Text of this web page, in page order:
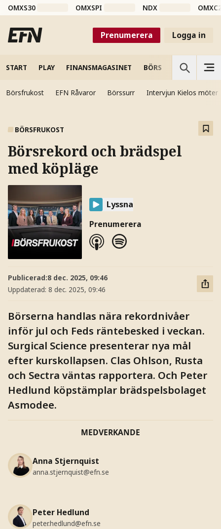
OMXS30 OMXSPI NDX
Prenumerera Logga in
START PLAY FINANSMAGASINET BÖRS VETENSKAP
Börsfrukost EFN Råvaror Börssurr Intervjun Kielos möter
BÖRSFRUKOST
Börsrekord och brädspel
med köpläge
Lyssna
Prenumerera
Publicerad:8 dec. 2025, 09:46
Uppdaterad: 8 dec. 2025, 09:46
Börserna handlas nära rekordnivåer
inför jul och Feds räntebesked i veckan.
Surgical Science presenterar nya mål
efter kurskollapsen. Clas Ohlson, Rusta
och Sectra väntas rapportera. Och Peter
Hedlund köpstämplar brädspelsbolaget
Asmodee.
MEDVERKANDE
Anna Stjernquist
anna.stjernquist@efn.se
Peter Hedlund
peter.hedlund@efn.se